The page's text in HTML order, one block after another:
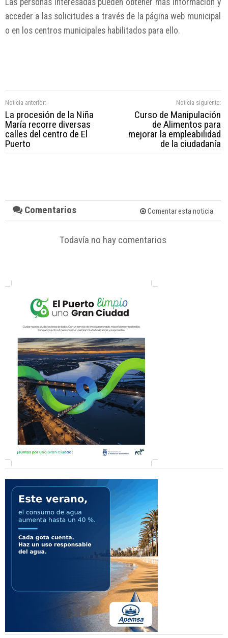
acceder a las solicitudes a través de la página web municipal
o en los centros municipales habilitados para ello.
Noticia anterior:
La procesión de la Niña
María recorre diversas
calles del centro de El
Puerto
Noticia siguiente:
Curso de Manipulación
de Alimentos para
mejorar la empleabilidad
de la ciudadanía
Comentarios Comentar esta noticia
Todavía no hay comentarios